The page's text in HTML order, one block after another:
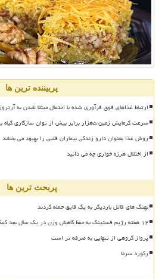
پربیننده ترین ها
ارتباط غذاهای فوق فرآوری شده با احتمال مبتلا شدن به
سرعت گرمایش زمین ۵هزار برابر بیش از توان سازگاری گیاه برنج است
روش غذا بعنوان دارو زندگی بیماران قلبی را بهبود می بخشد
از اختلال هرزه خواری چه می دانید
پربحث ترین ها
نهنگ های قاتل باردیگر به یک قایق حمله کردند
۱۲ هفته رژیم فستینگ به حفظ کاهش وزن در یک سال بعد کمک نماید
پرواز گروهی از تنهایی به صرفه تر است
رکورد سرما